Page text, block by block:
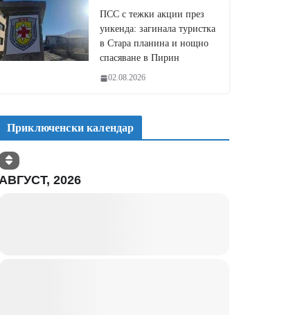
ПСС с тежки акции през
уикенда: загинала туристка
в Стара планина и нощно
спасяване в Пирин
02.08.2026
Приключенски календар
2026